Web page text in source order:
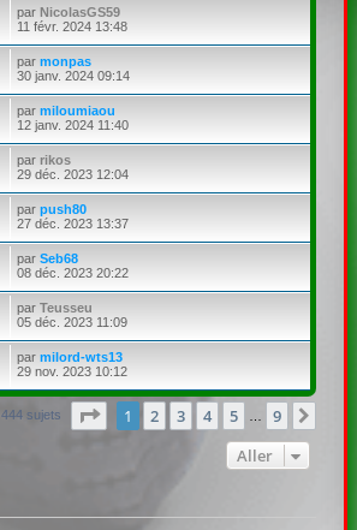
par NicolasGS59
11 févr. 2024 13:48
parmonpas
30 janv. 2024 09:14
parmiloumiaou
12 janv. 2024 11:40
par rikos
29 déc. 2023 12:04
parpush80
27 déc. 2023 13:37
parSeb68
08 déc. 2023 20:22
parTeusseu
05 déc. 2023 11:09
parmilord-wts13
29 nov. 2023 10:12
444 sujets Page sur9
1 2 3 4 5 9
Aller